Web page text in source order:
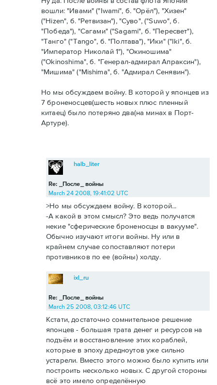
вошли: "Ивами" ("Iwami", б. "Орёл"), "Хизен"
("Hizen", б. "Ретвизан"), "Суво", ("Suwo", б.
"Победа"), "Сагами" ("Sagami", б. "Пересвет"),
"Танго" ("Tango", б. "Полтава"), "Ики" ("Iki", б.
"Император Николай 1"), "Окиношима"
("Okinoshima", б. "Генерал-адмирал Апраксин"),
"Мишима" ("Mishima", б. "Адмирал Сенявин").
Но мы обсуждаем войну. В которой у японцев из
7 броненосцев(шесть новых плюс пленный
китаец) было потеряно два(на минах в Порт-
Артуре).
Re: _После_ войны
halb_liter
March 24 2008, 19:41:02 UTC
>Но мы обсуждаем войну. В которой...
-А какой в этом смысл? Это ведь получатся
некие "сферические броненосцы в вакууме".
Обычно изучают итоги войны. Ну или в
крайнем случае сопоставляют потери
противников по ее (войны) холду.
Re: _После_ войны
ixl_ru
March 25 2008, 03:12:46 UTC
Кстати, достаточно сомнительное решение
японцев - большая трата денег и ресурсов на
подъём и восстановление этих кораблей,
которые в эпоху дредноутов уже сильно
устарели. Вместо этого можно было купить или
построить несколько новых. С другой стороны
всё это имело определённую